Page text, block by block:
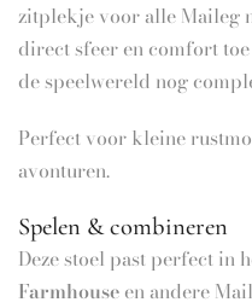
zitplekje voor alle Maileg
direct sfeer en comfort
de speelwereld nog
Perfect voor kleine
avonturen.
Spelen & combineren
Deze stoel past perfect in
Farmhouse en andere